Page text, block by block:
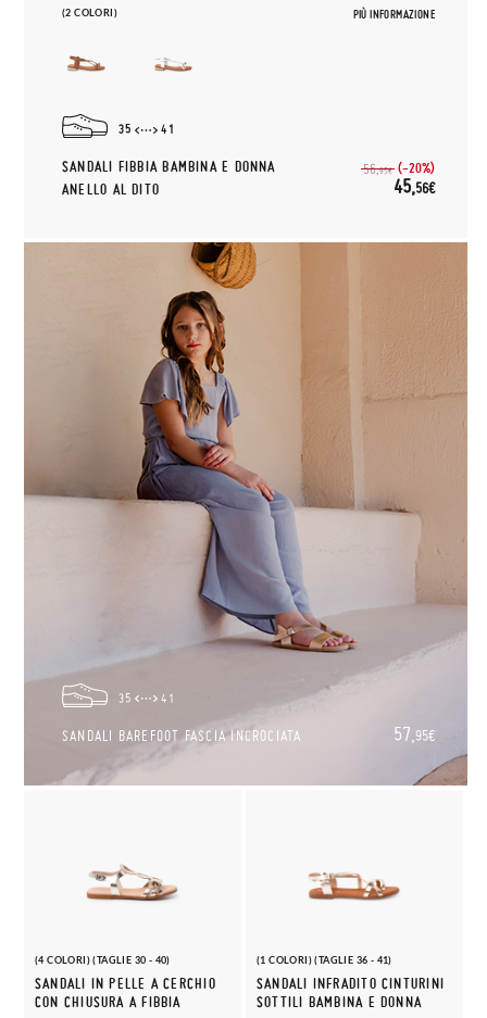
(2 COLORI) PIÙ INFORMAZIONE
35 41
SANDALI FIBBIA BAMBINA E DONNA
ANELLO AL DITO
56,95€ (-20%)
45,56€
35 41
SANDALI BAREFOOT FASCIA INCROCIATA 57, 95€
(4 COLORI) (TAGLIE 30 - 40)
SANDALI IN PELLE A CERCHIO
CON CHIUSURA A FIBBIA
(1 COLORI) (TAGLIE 36 - 41)
SANDALI INFRADITO CINTURINI
SOTTILI BAMBINA E DONNA